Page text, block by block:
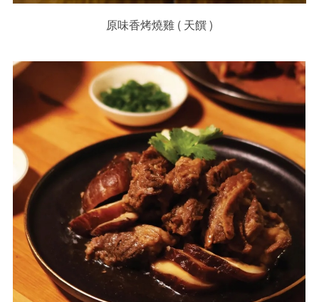
原味香烤燒雞 ( 天饌 )